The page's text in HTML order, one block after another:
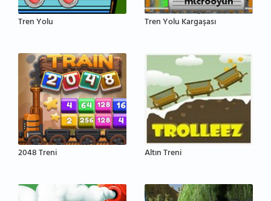
Tren Yolu Tren Yolu Kargaşası
2048 Treni Altın Treni